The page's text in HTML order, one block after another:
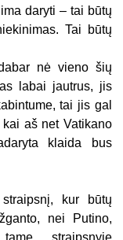
daryti – tai būtų
Tai būtų
nė vieno šių
labai jautrus, jis
tai jis gal
aš net Vatikano
klaida bus
kur būtų
nei Putino,